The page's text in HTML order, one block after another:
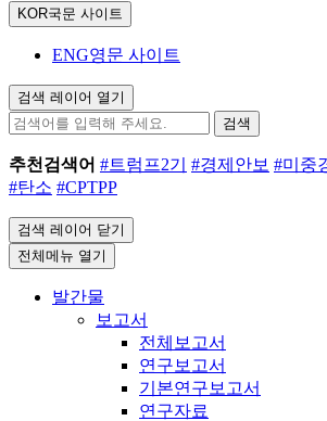
KOR국문 사이트
ENG영문 사이트
검색 레이어 열기
검색
추천검색어 #트럼프2기 #경제안보 #미중
#탄소 #CPTPP
검색 레이어 닫기
전체메뉴 열기
발간물
보고서
전체보고서
연구보고서
기본연구보고서
연구자료